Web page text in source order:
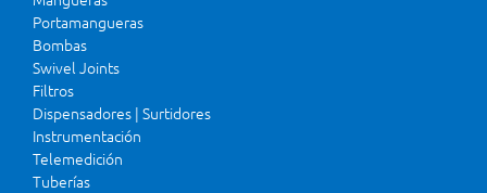
Portamangueras
Bombas
Swivel Joints
Filtros
Dispensadores | Surtidores
Instrumentación
Telemedición
Tuberías